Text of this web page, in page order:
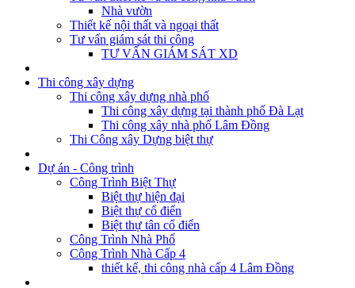
Nhà vườn
Thiết kế nội thất và ngoại thất
Tư vấn giám sát thi công
TƯ VẤN GIÁM SÁT XD
Thi công xây dựng
Thi công xây dựng nhà phố
Thi công xây dựng tại thành phố Đà Lạt
Thi công xây nhà phố Lâm Đồng
Thi Công xây Dựng biệt thự
Dự án - Công trình
Công Trình Biệt Thự
Biệt thự hiện đại
Biệt thự cổ điển
Biệt thự tân cổ điển
Công Trình Nhà Phố
Công Trình Nhà Cấp 4
thiết kế, thi công nhà cấp 4 Lâm Đồng